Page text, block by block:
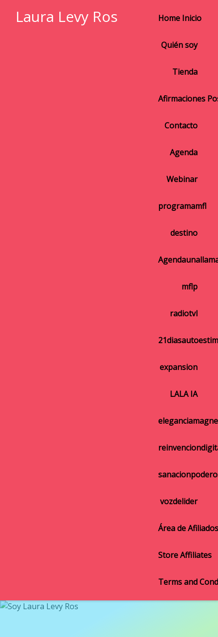
Laura Levy Ros Home Inicio
Quién soy
Tienda
Afirmaciones
Contacto
Agenda
Webinar
programamfl
destino
mflp
radiotvl
expansion
LALA IA
vozdelider
Área de Afiliados
Store Affiliates
Terms and